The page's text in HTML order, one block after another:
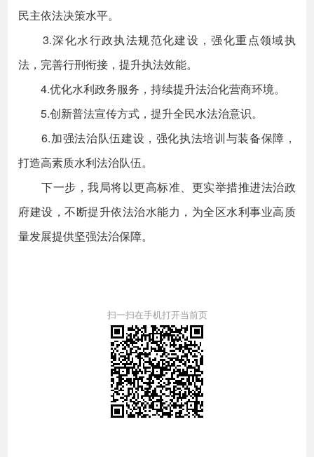
民主依法决策水平。
3.深化水行政执法规范化建设，强化重点领域执
法，完善行刑衔接，提升执法效能。
4.优化水利政务服务，持续提升法治化营商环境。
5.创新普法宣传方式，提升全民水法治意识。
6.加强法治队伍建设，强化执法培训与装备保障，
打造高素质水利法治队伍。
下一步，我局将以更高标准、更实举措推进法治政
府建设，不断提升依法治水能力，为全区水利事业高质
量发展提供坚强法治保障。
扫一扫在手机打开当前页